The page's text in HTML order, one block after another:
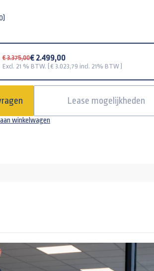
80 R13
reservewielsteun
13 polig
€ 3.375,00€ 2.499,00
Excl. 21 % BTW. ( € 3.023,79 incl. 21% BTW )
Lease mogelijkheden
winkelwagen